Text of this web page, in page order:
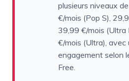
plusieurs niveaux
€/mois (Pop S),
39,99 €/mois
€/mois (Ultra), avec
engagement selon
Free.